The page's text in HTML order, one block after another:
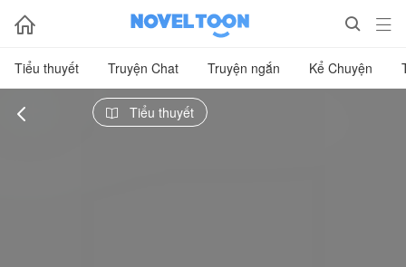
  
Tiểu thuyết Truyện Chat Truyện ngắn Kể Chuyện
  Tiểu thuyết